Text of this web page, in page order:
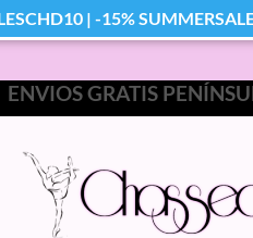
ENVIOS GRATIS
| -15%